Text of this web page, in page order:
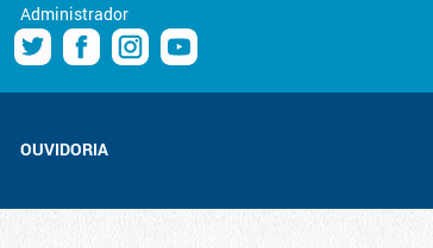
Administrador
OUVIDORIA